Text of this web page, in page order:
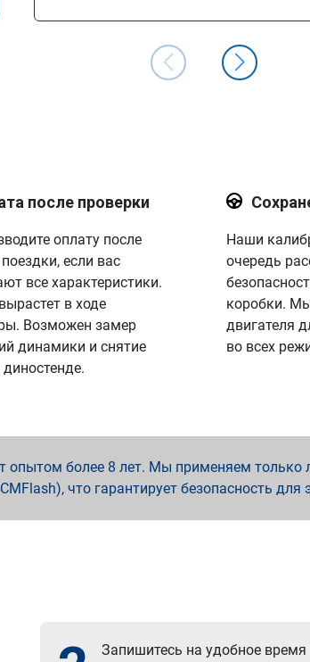
после проверки
оплату после
если вас
все характеристики.
в ходе
Возможен замер
динамики и снятие
Наши
очередь
коробки.
двигателя
во всех
более 8 лет. Мы применяем только
что гарантирует безопасность
Запишитесь на удобное время